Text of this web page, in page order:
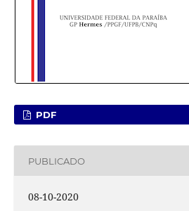
PDF
PUBLICADO
08-10-2020